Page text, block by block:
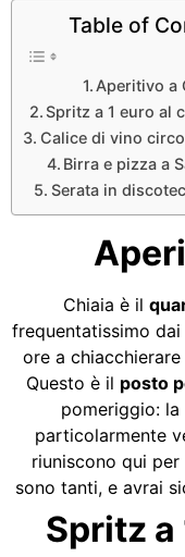
Table of
Aperitivo a
Spritz a 1 euro al
Calice di vino
Birra e pizza a
Serata in
Chiaia è il
frequentatissimo
ore a
Questo è il posto
pomeriggio:
particolarmente
riuniscono qui
sono tanti, e avrai
Spritz a